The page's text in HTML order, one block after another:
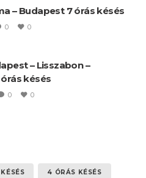
– Budapest 7 órás késés
0 0
– Lisszabon –
késés
0 0
4 ÓRÁS KÉSÉS